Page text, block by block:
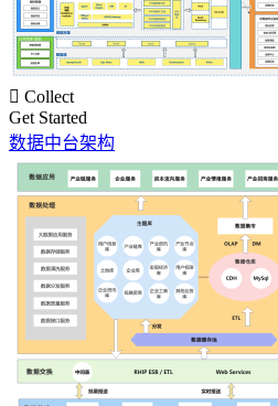
 Collect
Get Started
数据中台架构